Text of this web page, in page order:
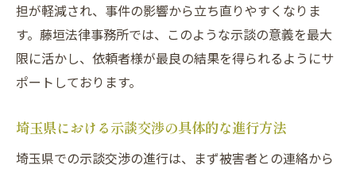
担が軽減され、事件の影響から立ち直りやすくなりま
す。藤垣法律事務所では、このような示談の意義を最大
限に活かし、依頼者様が最良の結果を得られるようにサ
ポートしております。
埼玉県における示談交渉の具体的な進行方法
埼玉県での示談交渉の進行は、まず被害者との連絡から